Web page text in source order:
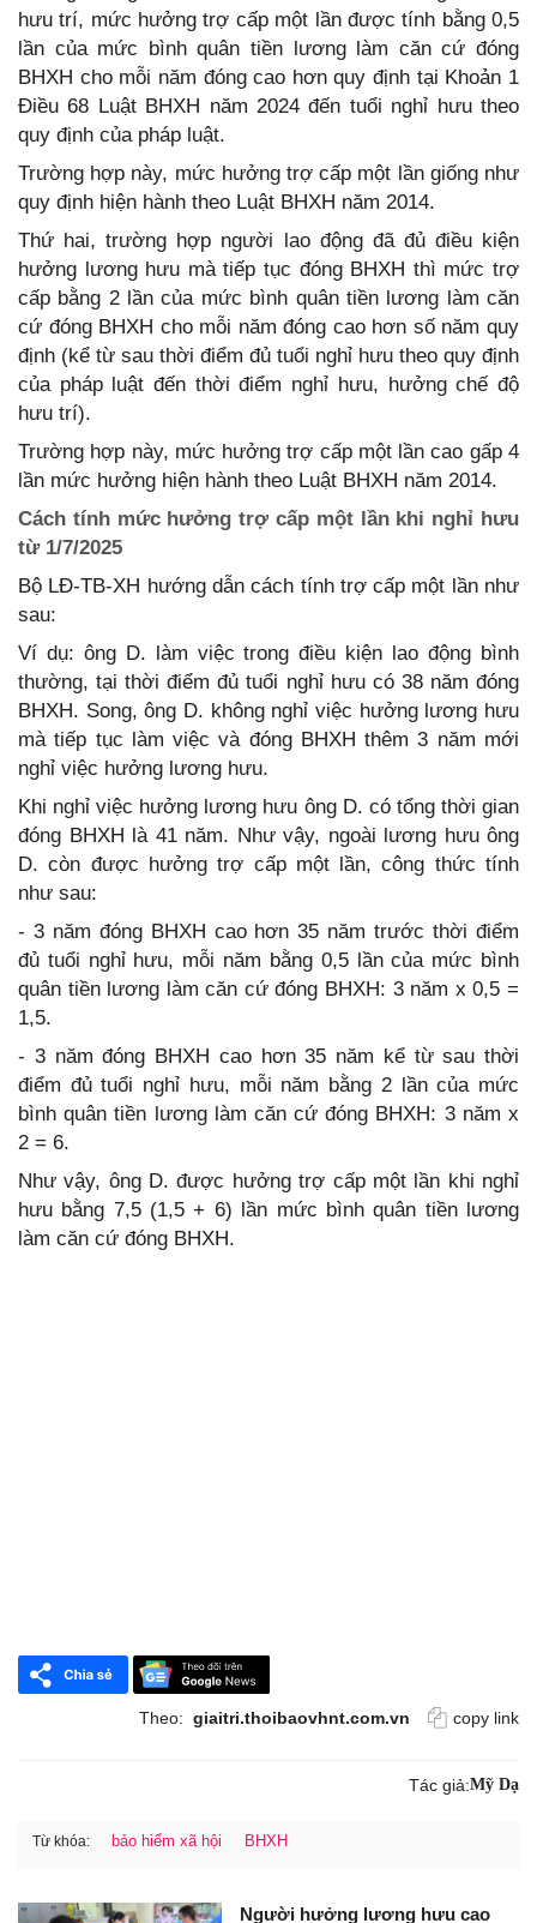
hưu trí, mức hưởng trợ cấp một lần được tính bằng 0,5
lần của mức bình quân tiền lương làm căn cứ đóng
BHXH cho mỗi năm đóng cao hơn quy định tại Khoản 1
Điều 68 Luật BHXH năm 2024 đến tuổi nghỉ hưu theo
quy định của pháp luật.
Trường hợp này, mức hưởng trợ cấp một lần giống như
quy định hiện hành theo Luật BHXH năm 2014.
Thứ hai, trường hợp người lao động đã đủ điều kiện
hưởng lương hưu mà tiếp tục đóng BHXH thì mức trợ
cấp bằng 2 lần của mức bình quân tiền lương làm căn
cứ đóng BHXH cho mỗi năm đóng cao hơn số năm quy
định (kể từ sau thời điểm đủ tuổi nghỉ hưu theo quy định
của pháp luật đến thời điểm nghỉ hưu, hưởng chế độ
hưu trí).
Trường hợp này, mức hưởng trợ cấp một lần cao gấp 4
lần mức hưởng hiện hành theo Luật BHXH năm 2014.
Cách tính mức hưởng trợ cấp một lần khi nghỉ hưu
từ 1/7/2025
Bộ LĐ-TB-XH hướng dẫn cách tính trợ cấp một lần như
sau:
Ví dụ: ông D. làm việc trong điều kiện lao động bình
thường, tại thời điểm đủ tuổi nghỉ hưu có 38 năm đóng
BHXH. Song, ông D. không nghỉ việc hưởng lương hưu
mà tiếp tục làm việc và đóng BHXH thêm 3 năm mới
nghỉ việc hưởng lương hưu.
Khi nghỉ việc hưởng lương hưu ông D. có tổng thời gian
đóng BHXH là 41 năm. Như vậy, ngoài lương hưu ông
D. còn được hưởng trợ cấp một lần, công thức tính
như sau:
- 3 năm đóng BHXH cao hơn 35 năm trước thời điểm
đủ tuổi nghỉ hưu, mỗi năm bằng 0,5 lần của mức bình
quân tiền lương làm căn cứ đóng BHXH: 3 năm x 0,5 =
1,5.
- 3 năm đóng BHXH cao hơn 35 năm kể từ sau thời
điểm đủ tuổi nghỉ hưu, mỗi năm bằng 2 lần của mức
bình quân tiền lương làm căn cứ đóng BHXH: 3 năm x
2 = 6.
Như vậy, ông D. được hưởng trợ cấp một lần khi nghỉ
hưu bằng 7,5 (1,5 + 6) lần mức bình quân tiền lương
làm căn cứ đóng BHXH.
Theo: giaitri.thoibaovhnt.com.vn copy link
Tác giả:Mỹ Dạ
Từ khóa: bảo hiểm xã hội BHXH
Người hưởng lương hưu cao